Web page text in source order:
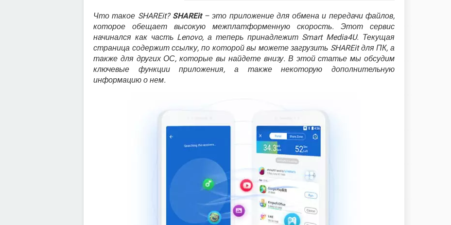
Что такое SHAREit? SHAREit– это приложение для обмена и передачи файлов,
которое обещает высокую межплатформенную скорость. Этот сервис
начинался как часть Lenovo, а теперь принадлежит Smart Media4U. Текущая
страница содержит ссылку, по которой вы можете загрузить SHAREit для ПК, а
также для других ОС, которые вы найдете внизу. В этой статье мы обсудим
ключевые функции приложения, а также некоторую дополнительную
информацию о нем.